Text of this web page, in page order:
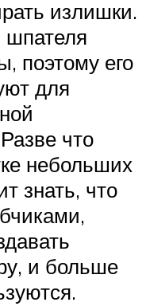
излишки.
шпателя
поэтому его
для
что
небольших
знать, что
и больше